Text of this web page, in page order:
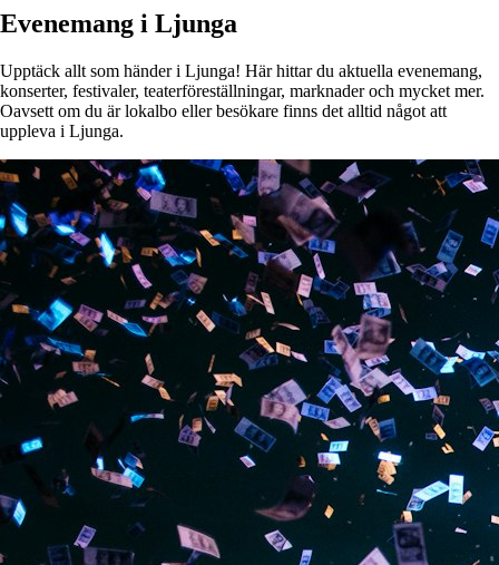
Evenemang i Ljunga
Upptäck allt som händer i Ljunga! Här hittar du aktuella evenemang,
konserter, festivaler, teaterföreställningar, marknader och mycket mer.
Oavsett om du är lokalbo eller besökare finns det alltid något att
uppleva i Ljunga.